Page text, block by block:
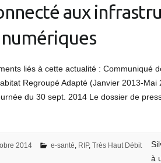
aux
liés à cette actualité : Communiqué
Regroupé Adapté (Janvier 2013-
du 30 sept. 2014 Le dossier de
2014 e-santé RIP, Très Haut Débit
à